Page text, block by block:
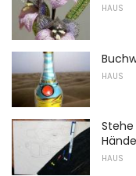
HAUS
HAUS
HAUS